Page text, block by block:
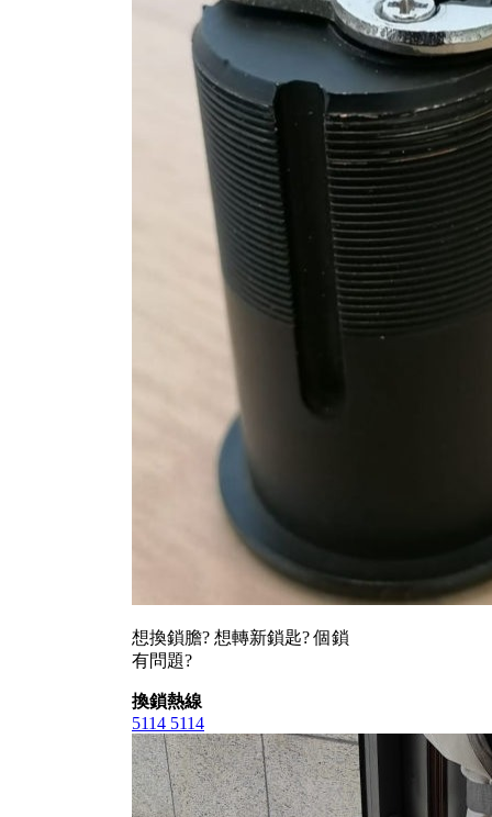
想換鎖膽? 想轉新鎖匙? 個鎖
有問題?
換鎖熱線
5114 5114